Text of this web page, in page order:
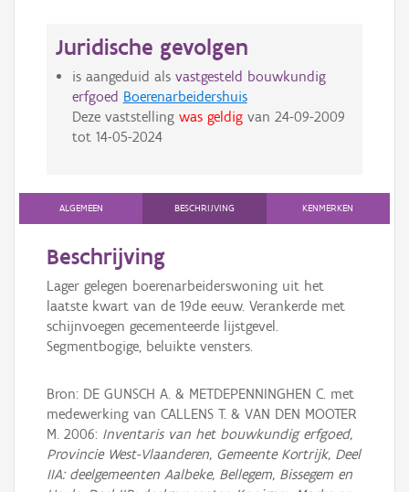
Juridische gevolgen
is aangeduid als vastgesteld bouwkundig
erfgoed Boerenarbeidershuis
Deze vaststelling was geldigvan 24-09-2009
tot 14-05-2024
ALGEMEEN BESCHRIJVING KENMERKEN
Beschrijving
Lager gelegen boerenarbeiderswoning uit het
laatste kwart van de 19de eeuw. Verankerde met
schijnvoegen gecementeerde lijstgevel.
Segmentbogige, beluikte vensters.
Bron: DE GUNSCH A. & METDEPENNINGHEN C. met
medewerking van CALLENS T. & VAN DEN MOOTER
M. 2006: Inventaris van het bouwkundig erfgoed,
Provincie West-Vlaanderen, Gemeente Kortrijk, Deel
IIA: deelgemeenten Aalbeke, Bellegem, Bissegem en